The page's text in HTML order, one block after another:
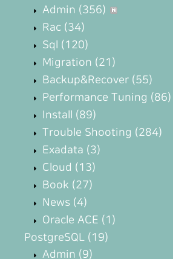
Admin (356)
Rac (34)
Sql (120)
Migration (21)
Backup&Recover (55)
Performance Tuning (86)
Install (89)
Trouble Shooting (284)
Exadata (3)
Cloud (13)
Book (27)
News (4)
Oracle ACE (1)
PostgreSQL (19)
Admin (9)